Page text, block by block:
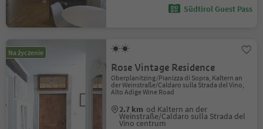
Südtirol Guest Pass
Na życzenie
Rose Vintage Residence
Oberplanitzing/Pianizza di Sopra, Kaltern an
der Weinstraße/Caldaro sulla Strada del Vino,
Alto Adige Wine Road
2.7 km od Kaltern an der
Weinstraße/Caldaro sulla Strada del
Vino centrum